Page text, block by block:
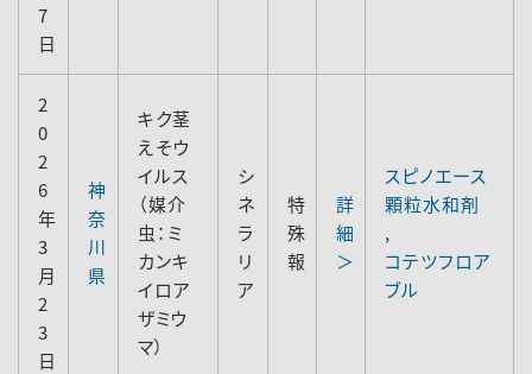
7
日
2
0
2
6
年
3
月
2
3
日
神
奈
川
県
キク茎
えそウ
イルス
（媒介
虫：ミ
カンキ
イロア
ザミウ
マ）
シ
ネ
ラ
リ
ア
特
殊
報
詳
細
＞
スピノエース
顆粒水和剤
,
コテツフロア
ブル